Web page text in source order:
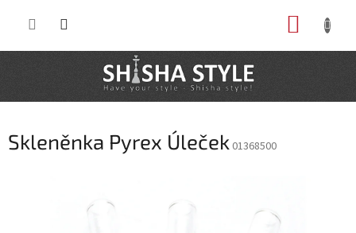
Skleněnka Pyrex Úleček 01368500